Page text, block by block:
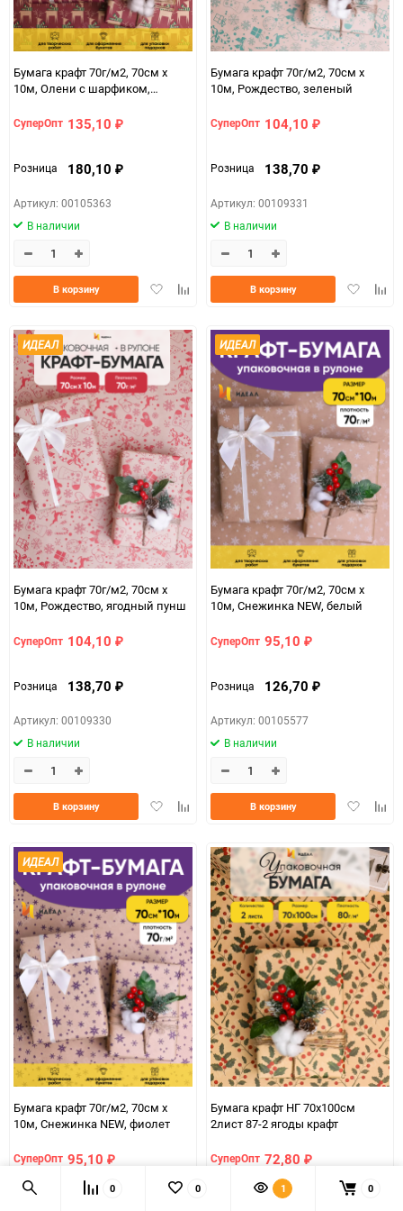
Бумага крафт 70г/м2, 70см x
10м, Олени с шарфиком,
СуперОпт 135,10 ₽
Розница 180,10 ₽
Артикул: 00105363
В наличии
ДобавитьДобавить
В корзину
Бумага крафт 70г/м2, 70см x
10м, Рождество, зеленый
СуперОпт 104,10 ₽
Розница 138,70 ₽
Артикул: 00109331
В наличии
Добавить
В корзину
ИДЕАЛ
Бумага крафт 70г/м2, 70см x
10м, Рождество, ягодный пунш
СуперОпт 104,10 ₽
Розница 138,70 ₽
Артикул: 00109330
В наличии
ДобавитьДобавить
В корзину
ИДЕАЛ
Бумага крафт 70г/м2, 70см x
10м, Снежинка NEW, белый
СуперОпт 95,10 ₽
Розница 126,70 ₽
Артикул: 00105577
В наличии
Добавить
В корзину
ИДЕАЛ
Бумага крафт 70г/м2, 70см x
10м, Снежинка NEW, фиолет
СуперОпт 95,10 ₽
Бумага крафт НГ 70х100см
2лист 87-2 ягоды крафт
СуперОпт 72,80 ₽
97
0 0 1 0